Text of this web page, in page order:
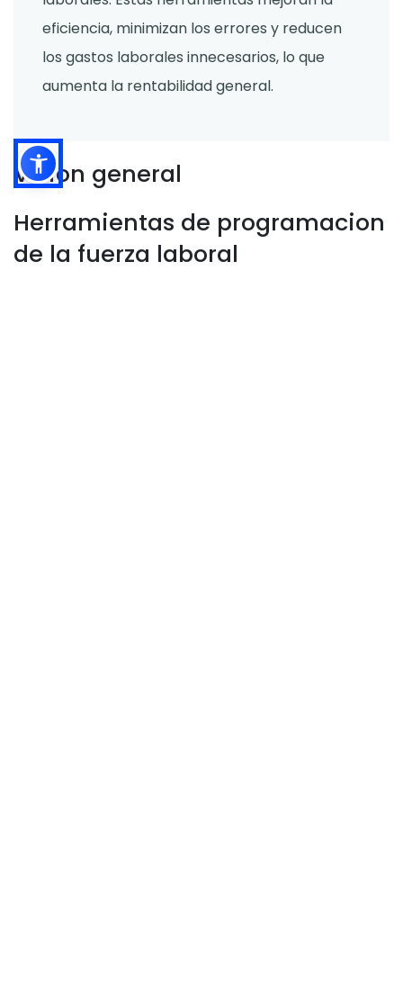
eficiencia, minimizan los errores y reducen
los gastos laborales innecesarios, lo que
aumenta la rentabilidad general.
Vision general
Herramientas de programacion
de la fuerza laboral